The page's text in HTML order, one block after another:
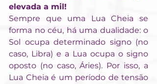
elevada a mil!
Sempre que uma Lua Cheia se
forma no céu, há uma dualidade: o
Sol ocupa determinado signo (no
caso, Libra) e a Lua ocupa o signo
oposto (no caso, Áries). Por isso, a
Lua Cheia é um período de tensão